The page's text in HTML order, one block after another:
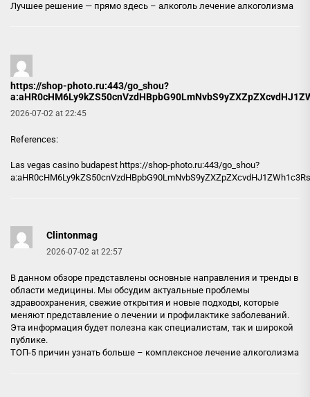
Лучшее решение — прямо здесь – алкоголь лечение алкоголизма
https://shop-photo.ru:443/go_shou?
2026-07-02 at 22:45
References:
Las vegas casino budapest https://shop-photo.ru:443/go_shou?
Clintonmag
2026-07-02 at 22:57
В данном обзоре представлены основные направления и тренды в
области медицины. Мы обсудим актуальные проблемы
здравоохранения, свежие открытия и новые подходы, которые
меняют представление о лечении и профилактике заболеваний.
Эта информация будет полезна как специалистам, так и широкой
публике.
ТОП-5 причин узнать больше – комплексное лечение алкоголизма